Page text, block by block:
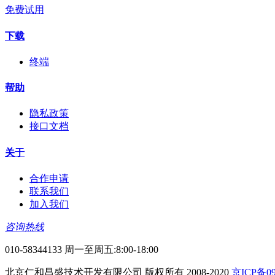
免费试用
下载
终端
帮助
隐私政策
接口文档
关于
合作申请
联系我们
加入我们
咨询热线
010-58344133 周一至周五:8:00-18:00
北京仁和昌盛技术开发有限公司 版权所有 2008-2020 京ICP备